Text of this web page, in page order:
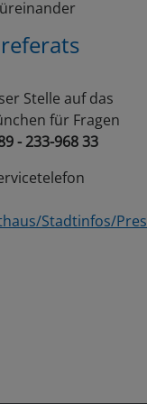
Stelle auf das
für Fragen
- 233-968 33
Stadtinfos/